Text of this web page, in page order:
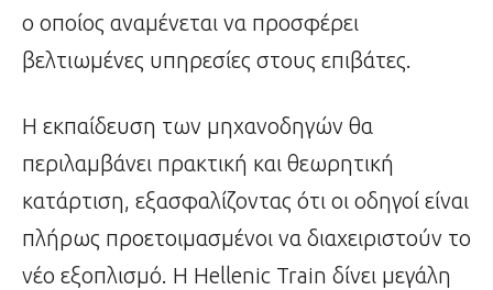
ο οποίος αναμένεται να προσφέρει
βελτιωμένες υπηρεσίες στους επιβάτες.
Η εκπαίδευση των μηχανοδηγών θα
περιλαμβάνει πρακτική και θεωρητική
κατάρτιση, εξασφαλίζοντας ότι οι οδηγοί είναι
πλήρως προετοιμασμένοι να διαχειριστούν το
νέο εξοπλισμό. Η Hellenic Train δίνει μεγάλη